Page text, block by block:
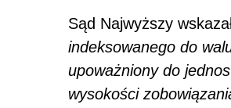
Sąd Najwyższy
indeksowanego do
upoważniony do
wysokości